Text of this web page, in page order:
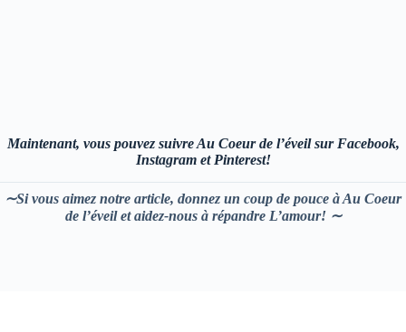
Maintenant, vous pouvez suivre Au Coeur de l’éveil sur Facebook,
Instagram et Pinterest!
∼Si vous aimez notre article, donnez un coup de pouce à Au Coeur
de l’éveil et aidez-nous à répandre L’amour! ∼